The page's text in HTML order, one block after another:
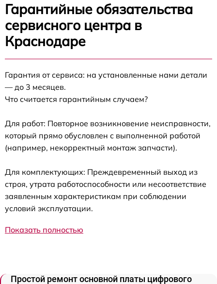
Гарантийные обязательства
сервисного центра в
Краснодаре
Гарантия от сервиса: на установленные нами детали
— до 3 месяцев.
Что считается гарантийным случаем?
Для работ: Повторное возникновение неисправности,
который прямо обусловлен с выполненной работой
(например, некорректный монтаж запчасти).
Для комплектующих: Преждевременный выход из
строя, утрата работоспособности или несоответствие
заявленным характеристикам при соблюдении
условий эксплуатации.
Показать полностью
Простой ремонт основной платы цифрового